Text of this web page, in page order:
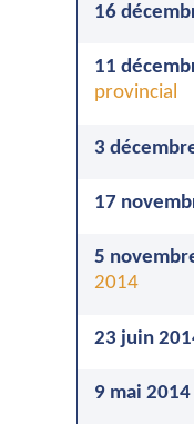
16
11
provincial
3
17
5
2014
23 juin
9 mai